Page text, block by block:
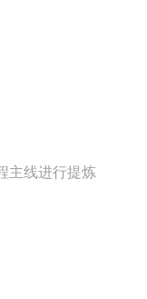
主线进行提炼